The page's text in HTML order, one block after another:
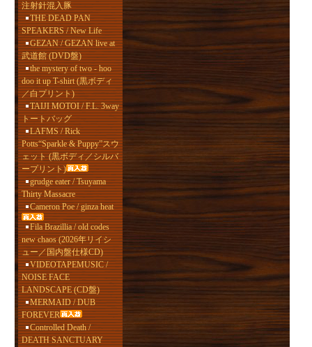
注射針混入豚
THE DEAD PAN
SPEAKERS / New Life
GEZAN / GEZAN live at
武道館 (DVD盤)
the mystery of two - hoo
doo it up T-shirt (黒ボディ
／白プリント)
TAIJI MOTOI / F.L. 3way
トートバッグ
LAFMS / Rick
Potts“Sparkle & Puppy”スウ
ェット (黒ボディ／シルバ
ープリント)
grudge eater / Tsuyama
Thirty Massacre
Cameron Poe / ginza heat
Fila Brazillia / old codes
new chaos (2026年リイシ
ュー／国内盤仕様CD)
VIDEOTAPEMUSIC /
NOISE FACE
LANDSCAPE (CD盤)
MERMAID / DUB
FOREVER
Controlled Death /
DEATH SANCTUARY